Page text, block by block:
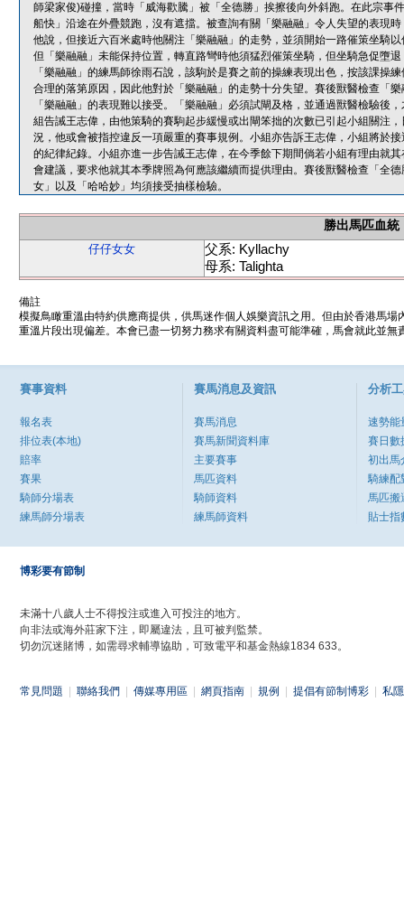
師梁家俊)碰撞，當時「威海歡騰」被「全德勝」挨擦後向外斜跑。在此宗事
船快」沿途在外疊競跑，沒有遮擋。被查詢有關「樂融融」令人失望的表現
他說，但接近六百米處時他關注「樂融融」的走勢，並須開始一路催策坐騎
但「樂融融」未能保持位置，轉直路彎時他須猛烈催策坐騎，但坐騎急促墮
「樂融融」的練馬師徐雨石說，該駒於是賽之前的操練表現出色，按該課操
合理的落第原因，因此他對於「樂融融」的走勢十分失望。賽後獸醫檢查「
「樂融融」的表現難以接受。「樂融融」必須試閘及格，並通過獸醫檢驗後
組告誡王志偉，由他策騎的賽駒起步緩慢或出閘笨拙的次數已引起小組關注
況，他或會被指控違反一項嚴重的賽事規例。小組亦告訴王志偉，小組將於
的紀律紀錄。小組亦進一步告誡王志偉，在今季餘下期間倘若小組有理由就
會建議，要求他就其本季牌照為何應該繼續而提供理由。賽後獸醫檢查「全
女」以及「哈哈妙」均須接受抽樣檢驗。
勝出馬匹血統
仔仔女女
父系: Kyllachy
母系: Talighta
備註
模擬鳥瞰重溫由特約供應商提供，供馬迷作個人娛樂資訊之用。但由於香港馬
重溫片段出現偏差。本會已盡一切努力務求有關資料盡可能準確，馬會就此並
賽事資料
報名表
排位表(本地)
賠率
賽果
騎師分場表
練馬師分場表
賽馬消息及資訊
賽馬消息
賽馬新聞資料庫
主要賽事
馬匹資料
騎師資料
練馬師資料
分析
速勢能
賽日數
初出馬
騎練配
馬匹搬
貼士指
博彩要有節制
未滿十八歲人士不得投注或進入可投注的地方。
向非法或海外莊家下注，即屬違法，且可被判監禁。
切勿沉迷賭博，如需尋求輔導協助，可致電平和基金熱線1834 633。
常見問題 聯絡我們 傳媒專用區 網頁指南 規例 提倡有節制博彩 私